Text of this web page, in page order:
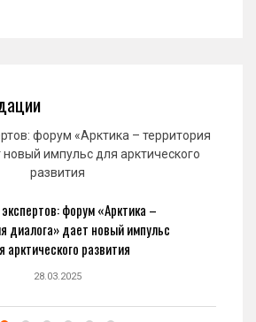
форум «Арктика –
диалога» дает новый импульс
арктического развития
28.03.2025